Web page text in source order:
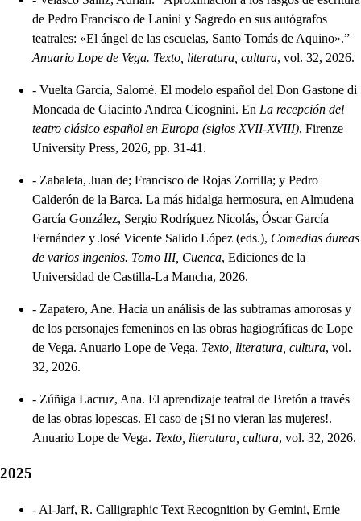
de Pedro Francisco de Lanini y Sagredo en sus autógrafos
teatrales: «El ángel de las escuelas, Santo Tomás de Aquino».”
Anuario Lope de Vega. Texto, literatura, cultura, vol. 32, 2026.
- Vuelta García, Salomé. El modelo español del Don Gastone di
Moncada de Giacinto Andrea Cicognini. En La recepción del
teatro clásico español en Europa (siglos XVII-XVIII), Firenze
University Press, 2026, pp. 31-41.
- Zabaleta, Juan de; Francisco de Rojas Zorrilla; y Pedro
Calderón de la Barca. La más hidalga hermosura, en Almudena
García González, Sergio Rodríguez Nicolás, Óscar García
Fernández y José Vicente Salido López (eds.), Comedias áureas
de varios ingenios. Tomo III, Cuenca, Ediciones de la
Universidad de Castilla-La Mancha, 2026.
- Zapatero, Ane. Hacia un análisis de las subtramas amorosas y
de los personajes femeninos en las obras hagiográficas de Lope
de Vega. Anuario Lope de Vega. Texto, literatura, cultura, vol.
32, 2026.
- Zúñiga Lacruz, Ana. El aprendizaje teatral de Bretón a través
de las obras lopescas. El caso de ¡Si no vieran las mujeres!.
Anuario Lope de Vega. Texto, literatura, cultura, vol. 32, 2026.
2025
- Al-Jarf, R. Calligraphic Text Recognition by Gemini, Ernie